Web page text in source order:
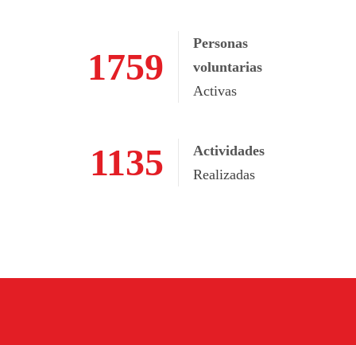
1759
Personas
voluntarias
Activas
1989
Actividades
Realizadas